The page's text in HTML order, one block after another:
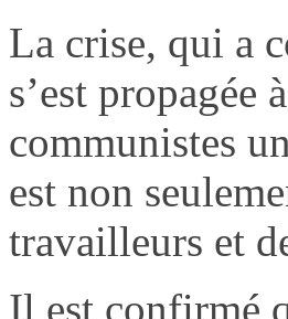
La crise, qui a
s’est propagée
communistes
est non
travailleurs et
Il est confirmé